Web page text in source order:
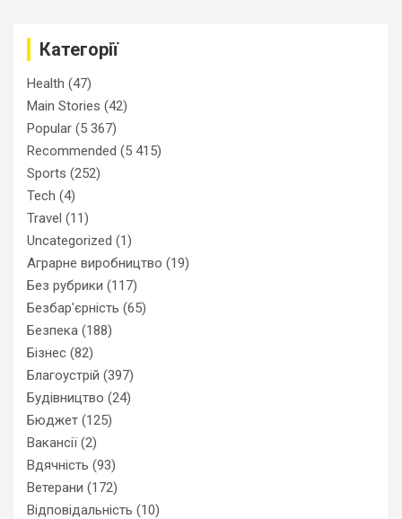
Категорії
Health (47)
Main Stories (42)
Popular (5 367)
Recommended (5 415)
Sports (252)
Tech (4)
Travel (11)
Uncategorized (1)
Аграрне виробництво (19)
Без рубрики (117)
Безбар'єрність (65)
Безпека (188)
Бізнес (82)
Благоустрій (397)
Будівництво (24)
Бюджет (125)
Вакансії (2)
Вдячність (93)
Ветерани (172)
Відповідальність (10)